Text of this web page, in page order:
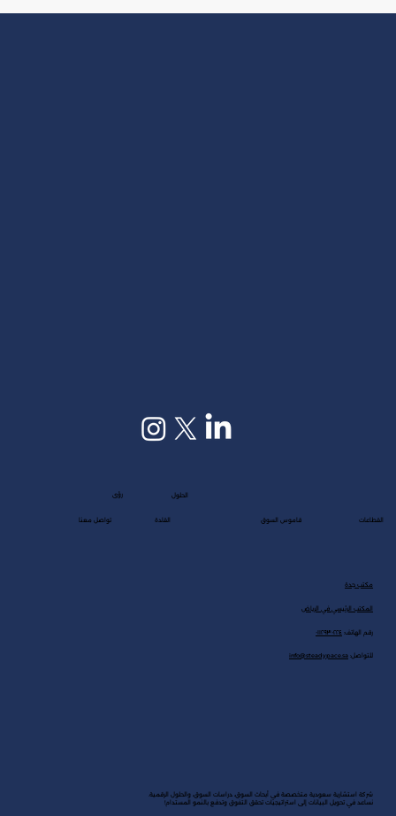
رؤى الحلول
تواصل معنا القادة قاموس السوق القطاعات
شركة استشارية سعودية متخصصة في أبحاث السوق، دراسات السوق، والحلول الرقمية.
نساعد في تحويل البيانات إلى استراتيجيات تحقق التفوق وتدفع بالنمو المستدام!
مكتب جدة
المكتب الرئيسي في الرياض
رقم الهاتف: ٠١١٢٩٣٠٢٢٤
للتواصل: info@steadypace.sa